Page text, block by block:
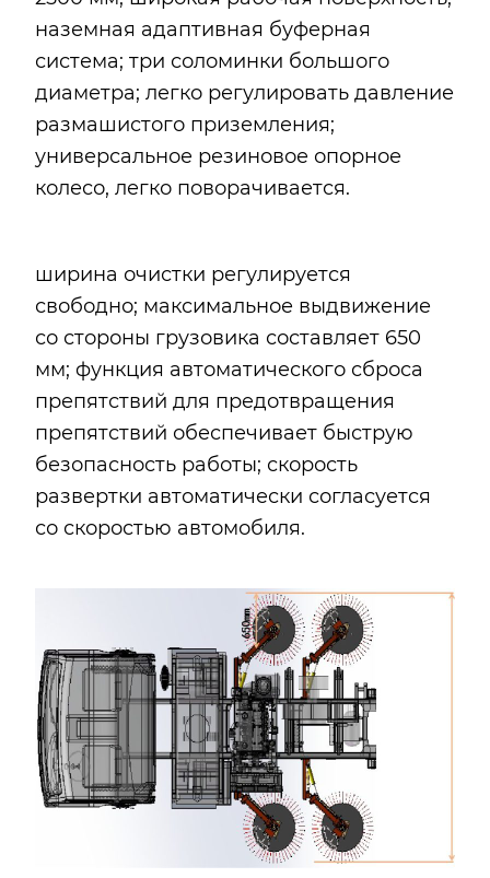
наземная адаптивная буферная
система; три соломинки большого
диаметра; легко регулировать давление
размашистого приземления;
универсальное резиновое опорное
колесо, легко поворачивается.
ширина очистки регулируется
свободно; максимальное выдвижение
со стороны грузовика составляет 650
мм; функция автоматического сброса
препятствий для предотвращения
препятствий обеспечивает быструю
безопасность работы; скорость
развертки автоматически согласуется
со скоростью автомобиля.